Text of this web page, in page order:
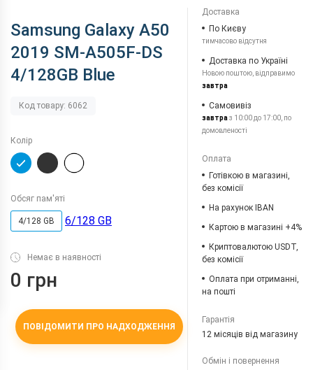
Samsung Galaxy A50
2019 SM-A505F-DS
4/128GB Blue
Код товару: 6062
Колір
Обсяг пам'яті
4/128 GB 6/128 GB
Немає в наявності
0 грн
ПОВІДОМИТИ ПРО НАДХОДЖЕННЯ
Доставка
По Києву
тимчасово відсутня
Доставка по Україні
Новою поштою, відправимо
завтра
Самовивіз
завтраз 10:00 до 17:00, по
домовленості
Оплата
Готівкою в магазині,
без комісії
На рахунок IBAN
Картою в магазині +4%
Криптовалютою USDT,
без комісії
Оплата при отриманні,
на пошті
Гарантія
12 місяців від магазину
Обмін і повернення